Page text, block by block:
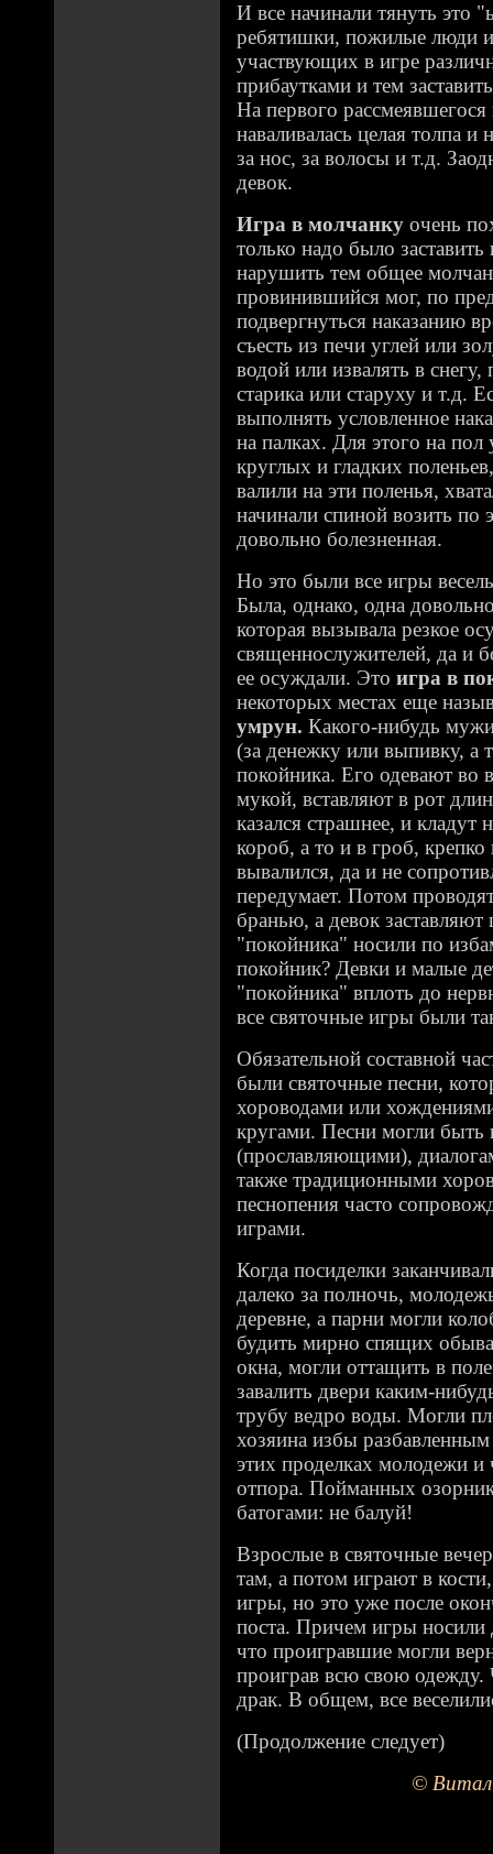
И все начинали тянуть это
ребятишки, пожилые люди и
участвующих в игре
прибаутками и тем
На первого
наваливалась целая толпа и
за нос, за волосы и т.д.
девок.
Игра в молчанку очень
только надо было
нарушить тем общее
провинившийся мог, по
подвергнуться наказанию
съесть из печи углей или
водой или извалять в снегу,
старика или старуху и т.д.
выполнять условленное
на палках. Для этого на пол
круглых и гладких
валили на эти поленья,
начинали спиной возить по
довольно болезненная.
Но это были все игры
Была, однако, одна
которая вызывала резкое
священнослужителей, да и
ее осуждали. Это игра в
некоторых местах еще
умрун. Какого-нибудь
(за денежку или выпивку, а
покойника. Его одевают во
мукой, вставляют в рот
казался страшнее, и
короб, а то и в гроб,
вывалился, да и не
передумает. Потом
бранью, а девок заставляют
"покойника" носили по
покойник? Девки и малые
"покойника" вплоть до
все святочные игры были
Обязательной составной
были святочные песни,
хороводами или
кругами. Песни могли
(прославляющими),
также традиционными
песнопения часто
играми.
Когда посиделки
далеко за полночь,
деревне, а парни могли
будить мирно спящих
окна, могли оттащить в
завалить двери каким-
трубу ведро воды. Могли
хозяина избы
этих проделках молодежи и
отпора. Пойманных
батогами: не балуй!
Взрослые в святочные
там, а потом играют в
игры, но это уже после
поста. Причем игры носили
что проигравшие могли
проиграв всю свою одежду.
драк. В общем, все
(Продолжение следует)
©